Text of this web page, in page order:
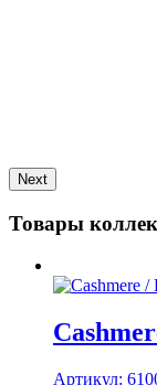
Next
Товары
Артикул: